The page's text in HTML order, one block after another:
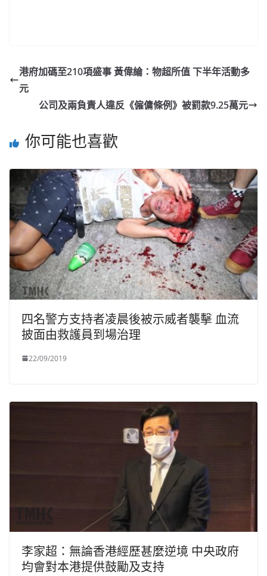
港府加碼至210項盛事 黃偉綸：物超所值 下半年活動多
元
公司及兩負責人違反《僱傭條例》被罰款9.25萬元
你可能也喜歡
四名警方支持者凌晨後被示威者襲擊 血流
披面由救護員到場治理
22/09/2019
李家超：無論香港經歷甚麼逆境 中央政府
均會對本港提供鼓勵及支持